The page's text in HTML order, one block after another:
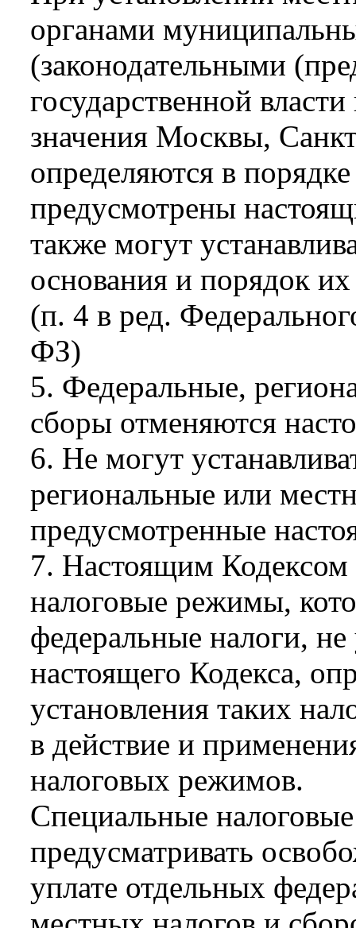
органами
(законодательными
государственной
значения Москвы,
определяются в
предусмотрены
также могут
основания и порядок
(п. 4 в ред.
ФЗ)
5. Федеральные,
сборы отменяются
6. Не могут
региональные или
предусмотренные
7. Настоящим Кодексом
налоговые режимы,
федеральные налоги, не
настоящего Кодекса,
установления таких
в действие и
налоговых режимов.
Специальные
предусматривать
уплате отдельных